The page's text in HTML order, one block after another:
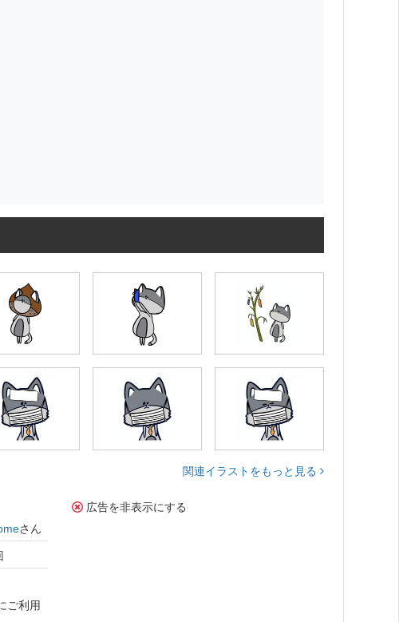
関連イラストをもっと見る
さん
ご利用
広告を非表示にする